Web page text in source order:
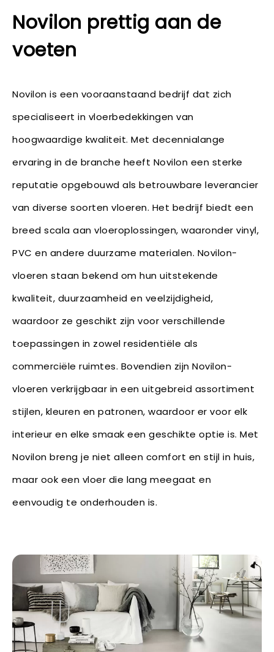
Novilon prettig aan de
voeten
Novilon is een vooraanstaand bedrijf dat zich
specialiseert in vloerbedekkingen van
hoogwaardige kwaliteit. Met decennialange
ervaring in de branche heeft Novilon een sterke
reputatie opgebouwd als betrouwbare leverancier
van diverse soorten vloeren. Het bedrijf biedt een
breed scala aan vloeroplossingen, waaronder vinyl,
PVC en andere duurzame materialen. Novilon-
vloeren staan bekend om hun uitstekende
kwaliteit, duurzaamheid en veelzijdigheid,
waardoor ze geschikt zijn voor verschillende
toepassingen in zowel residentiële als
commerciële ruimtes. Bovendien zijn Novilon-
vloeren verkrijgbaar in een uitgebreid assortiment
stijlen, kleuren en patronen, waardoor er voor elk
interieur en elke smaak een geschikte optie is. Met
Novilon breng je niet alleen comfort en stijl in huis,
maar ook een vloer die lang meegaat en
eenvoudig te onderhouden is.